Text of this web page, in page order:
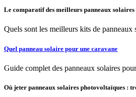
Le comparatif des meilleurs panneaux
Quels sont les meilleurs kits de
Quel panneau solaire pour une caravane
Guide complet des panneaux solaires
Où jeter panneaux solaires photovoltaïques :